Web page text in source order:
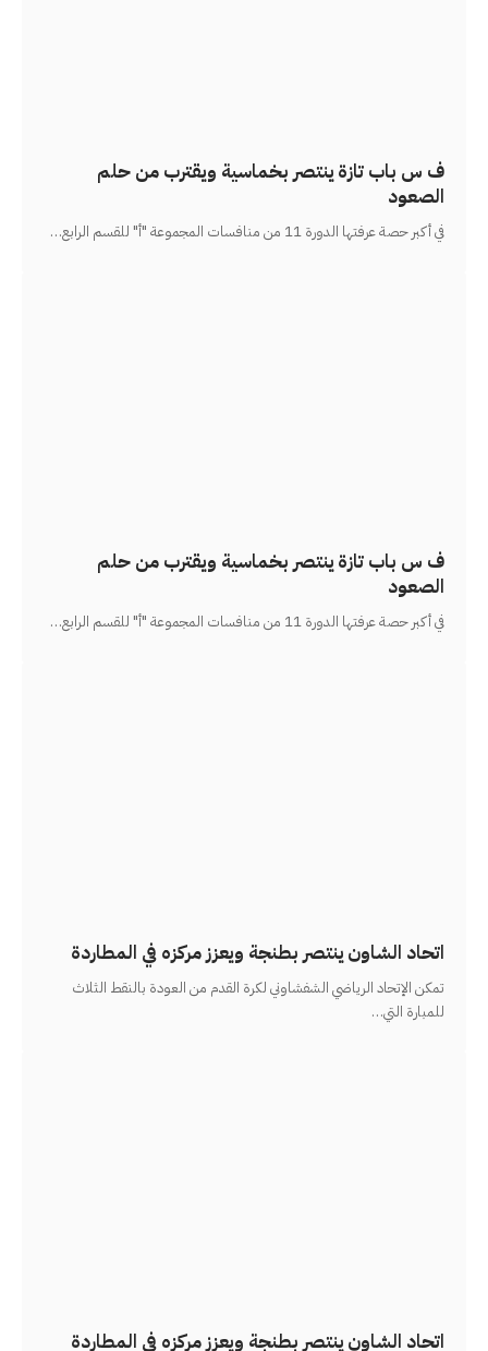
ف س باب تازة ينتصر بخماسية ويقترب من حلم
الصعود
في أكبر حصة عرفتها الدورة 11 من منافسات المجموعة "أ" للقسم الرابع …
ف س باب تازة ينتصر بخماسية ويقترب من حلم
الصعود
في أكبر حصة عرفتها الدورة 11 من منافسات المجموعة "أ" للقسم الرابع …
اتحاد الشاون ينتصر بطنجة ويعزز مركزه في المطاردة
تمكن الإتحاد الرياضي الشفشاوني لكرة القدم من العودة بالنقط الثلاث
للمبارة التي…
اتحاد الشاون ينتصر بطنجة ويعزز مركزه في المطاردة